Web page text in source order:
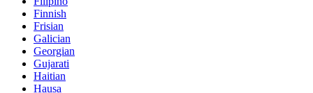
Finnish
Frisian
Galician
Georgian
Gujarati
Haitian
Hausa